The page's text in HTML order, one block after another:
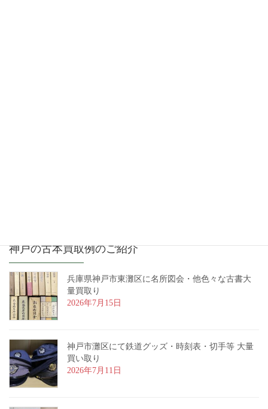
神戸の古本買取例のご紹介
兵庫県神戸市東灘区に名所図会・他色々な古書大
量買取り
2026年7月15日
神戸市灘区にて鉄道グッズ・時刻表・切手等 大量
買い取り
2026年7月11日